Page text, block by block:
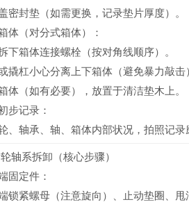
密封垫（如需更换，记录垫片厚度）。
体（对分式箱体）：
下箱体连接螺栓（按对角线顺序）。
撬杠小心分离上下箱体（避免暴力敲击
体（如有必要），放置于清洁垫木上。
步记录：
、轴承、轴、箱体内部状况，拍照记录
轴系拆卸（核心步骤）
固定件：
锁紧螺母（注意旋向）、止动垫圈、甩